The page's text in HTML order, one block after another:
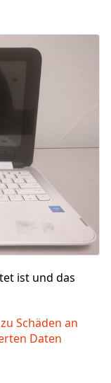
ist und das
Schäden an
Daten